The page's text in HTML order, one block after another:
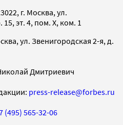
г. Москва, ул.
эт. 4, пом. X, ком. 1
ул. Звенигородская 2-я, д.
Дмитриевич
press-release@forbes.ru
(495) 565-32-06